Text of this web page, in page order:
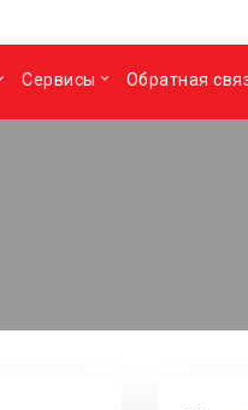
Сервисы Обратная